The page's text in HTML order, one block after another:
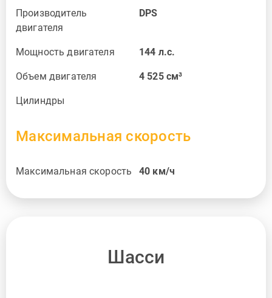
Производитель
двигателя
DPS
Мощность двигателя 144 л.с.
Объем двигателя 4 525 см³
Цилиндры
Максимальная скорость
Максимальная скорость 40 км/ч
Шасси